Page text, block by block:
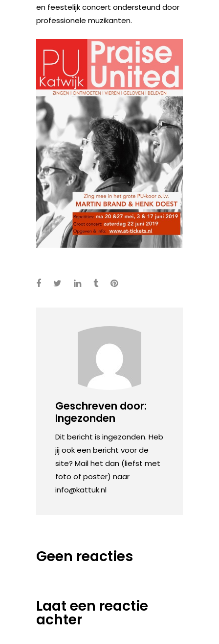
en feestelijk concert ondersteund door
professionele muzikanten.
Geschreven door:
Ingezonden
Dit bericht is ingezonden. Heb
jij ook een bericht voor de
site? Mail het dan (liefst met
foto of poster) naar
info@kattuk.nl
Geen reacties
Laat een reactie
achter